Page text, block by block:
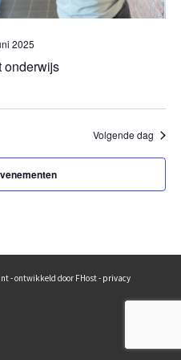
2025
onderwijs
Volgende dag
- ontwikkeld door FHost - privacy